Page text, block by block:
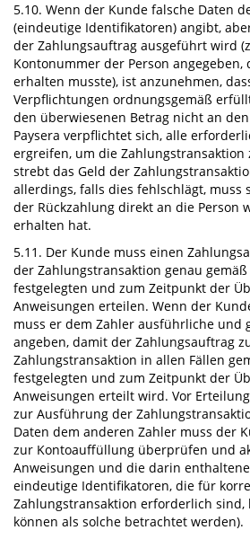
5.10. Wenn der Kunde falsche Daten
(eindeutige Identifikatoren) angibt,
der Zahlungsauftrag ausgeführt wird
Kontonummer der Person angegeben,
erhalten musste), ist anzunehmen,
Verpflichtungen ordnungsgemäß
den überwiesenen Betrag nicht an
Paysera verpflichtet sich, alle
ergreifen, um die Zahlungstransaktion
strebt das Geld der
allerdings, falls dies fehlschlägt, muss
der Rückzahlung direkt an die Person
erhalten hat.
5.11. Der Kunde muss einen
der Zahlungstransaktion genau
festgelegten und zum Zeitpunkt der
Anweisungen erteilen. Wenn der
muss er dem Zahler ausführliche und
angeben, damit der Zahlungsauftrag
Zahlungstransaktion in allen Fällen
festgelegten und zum Zeitpunkt der
Anweisungen erteilt wird. Vor
zur Ausführung der
Daten dem anderen Zahler muss der
zur Kontoauffüllung überprüfen und
Anweisungen und die darin
eindeutige Identifikatoren, die für
Zahlungstransaktion erforderlich sind,
können als solche betrachtet werden).